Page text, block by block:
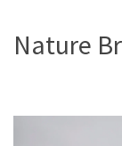
Nature